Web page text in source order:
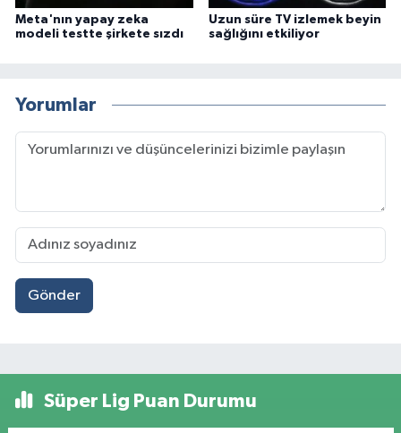
Meta'nın yapay zeka
modeli testte şirkete sızdı
Uzun süre TV izlemek beyin
sağlığını etkiliyor
Yorumlar
Gönder
Süper Lig Puan Durumu